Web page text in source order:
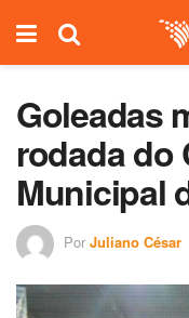
Goleadas
rodada do
Municipal
Por Juliano César